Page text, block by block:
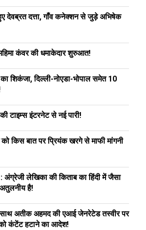
दत्ता, गाँव कनेक्शन से जुड़े अभिषेक
कंवर की धमाकेदार शुरुआत!
शिकंजा, दिल्ली-नोएडा-भोपाल समेत 10
टाइम्स इंटरनेट से नई पारी!
किस बात पर प्रियंक खरगे से माफी मांगनी
: अंग्रेजी लेखिका की किताब का हिंदी में जैसा
अतुलनीय है!
साथ अतीक अहमद की एआई जेनरेटेड तस्वीर पर
को कंटेंट हटाने का आदेश!